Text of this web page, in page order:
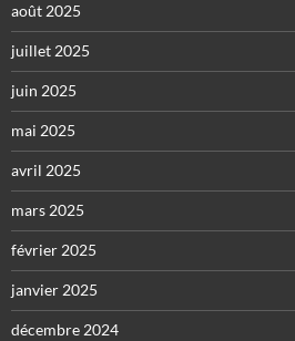
août 2025
juillet 2025
juin 2025
mai 2025
avril 2025
mars 2025
février 2025
janvier 2025
décembre 2024